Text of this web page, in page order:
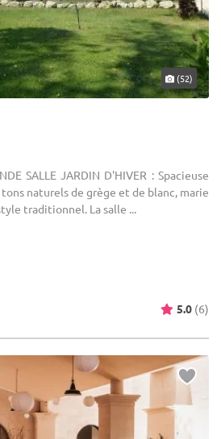
(52)
SALLE JARDIN D'HIVER : Spacieuse
tons naturels de grège et de blanc, marie
traditionnel. La salle ...
5.0 (6)